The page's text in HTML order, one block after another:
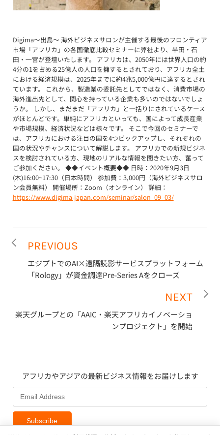
Digima〜出島〜 海外ビジネスサロンが主催する最後のフロンティア
市場「アフリカ」の各国徹底比較セミナーに弊社より、半田・石
田・一宮が登壇いたします。 アフリカは、2050年には世界人口の約
4分の1を占める25億人の人口を擁するとされており、アフリカ全土
における経済規模は、2025年までに約4兆5,000億円に達するとされ
ています。 これから、製造業の委託先としてではなく、消費市場の
海外進出先として、関心を持っている企業も多いのではないでしょ
うか。 しかし、まだまだ「アフリカ」と一括りにされているケース
がほとんどです。単純にアフリカといっても、国によって成長産業
や市場規模、経済状況などは様々です。 そこで今回のセミナーで
は、アフリカにおける注目の国を4つピックアップし、それぞれの
国の状況やチャンスについて解説します。 アフリカでの新規ビジネ
スを検討されている方、現地のリアルな情報を聞きたい方、奮って
ご参加ください。 ◆◆イベント概要◆◆ 日時：2020年9月3日
(木)16:00~17:30（日本時間） 参加費：3,000円（海外ビジネスサロ
ン会員無料） 開催場所：Zoom（オンライン） 詳細：
https://www.digima-japan.com/seminar/salon_09_03/
PREVIOUS
エジプトでのAI×遠隔読影サービスプラットフォーム
「Rology」が資金調達Pre-Series Aをクローズ
NEXT
楽天グループとの「AAIC・楽天アフリカイノベーショ
ンプロジェクト」を開始
アフリカやアジアの最新ビジネス情報をお届けします
Subscribe